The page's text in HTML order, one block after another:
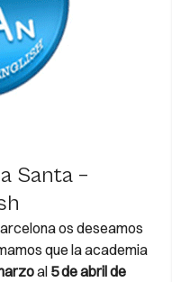
Santa –
os deseamos
que la academia
al 5 de abril de